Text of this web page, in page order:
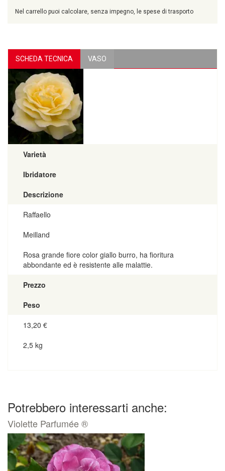
Nel carrello puoi calcolare, senza impegno, le spese di trasporto
SCHEDA TECNICA VASO
Varietà
Ibridatore
Descrizione
Raffaello
Meilland
Rosa grande fiore color giallo burro, ha fioritura
abbondante ed è resistente alle malattie.
Prezzo
Peso
13,20 €
2,5 kg
Potrebbero interessarti anche:
Violette Parfumée ®